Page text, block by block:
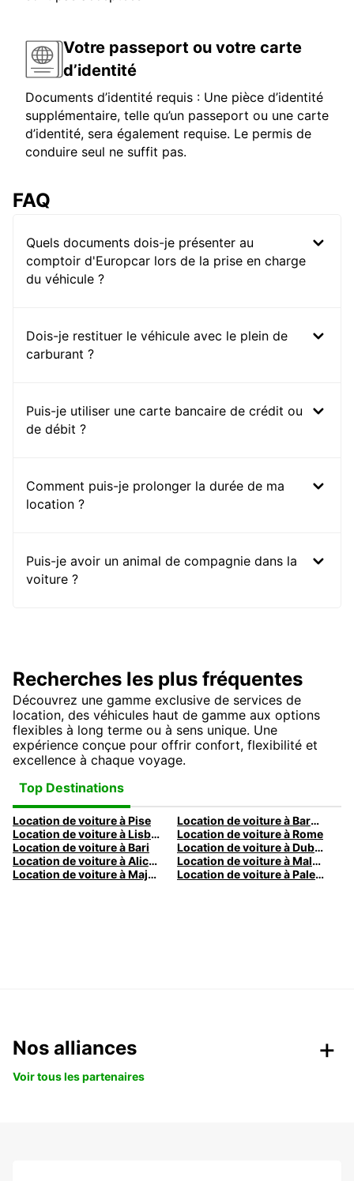
Votre passeport ou votre carte
d’identité
Documents d’identité requis : Une pièce d’identité
supplémentaire, telle qu’un passeport ou une carte
d’identité, sera également requise. Le permis de
conduire seul ne suffit pas.
FAQ
Quels documents dois-je présenter au
comptoir d'Europcar lors de la prise en charge
du véhicule ?
Dois-je restituer le véhicule avec le plein de
carburant ?
Puis-je utiliser une carte bancaire de crédit ou
de débit ?
Comment puis-je prolonger la durée de ma
location ?
Puis-je avoir un animal de compagnie dans la
voiture ?
Recherches les plus fréquentes
Découvrez une gamme exclusive de services de
location, des véhicules haut de gamme aux options
flexibles à long terme ou à sens unique. Une
expérience conçue pour offrir confort, flexibilité et
excellence à chaque voyage.
Top Destinations
Location de voiture à Pise
Location de voiture à Barcelone
Location de voiture à Lisbonne
Location de voiture à Rome
Location de voiture à Bari
Location de voiture à Dublin
Location de voiture à Alicante
Location de voiture à Malaga
Location de voiture à Majorque
Location de voiture à Palermo
Nos alliances
Voir tous les partenaires